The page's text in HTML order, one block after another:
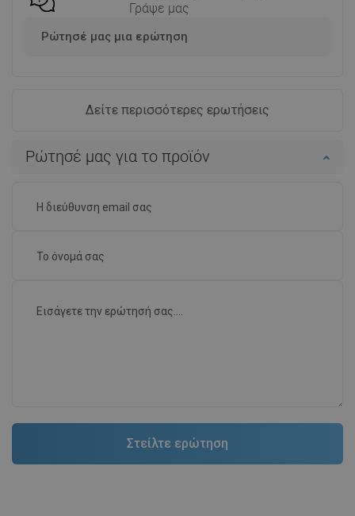
Γράψε μας
Ρώτησέ μας μια ερώτηση
Δείτε περισσότερες ερωτήσεις
Ρώτησέ μας για το προϊόν